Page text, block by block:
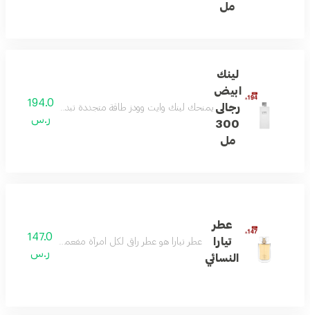
مل
لينك
ابيض
رجالى
300
مل
يمنحك لينك وايت وودز طاقة متجددة تبدأ بالبرغموت
194.0
ر.س
عطر
تيارا
النسائي
عطر تيارا هو عطر راقي لكل امرأة مفعمة بالحيوية
147.0
ر.س